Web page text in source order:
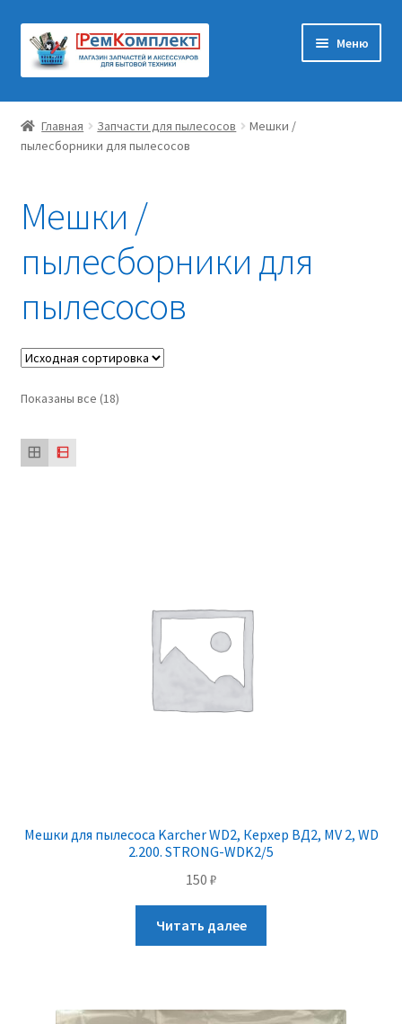
Перейти
навигации
Перейти
содержимому
Меню
Главная
Корзина
Главная Запчасти для пылесосов
Мешки /
пылесборники для пылесосов
Мешки /
пылесборники для
пылесосов
Показаны все (18)
Мешки для пылесоса Karcher WD2, Керхер ВД2, MV 2, WD
2.200. STRONG-WDK2/5
150 ₽
Читать далее